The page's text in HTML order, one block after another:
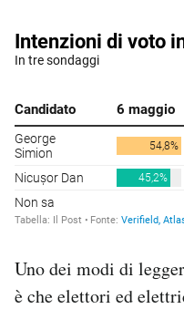
Uno dei modi di
è che elettori ed